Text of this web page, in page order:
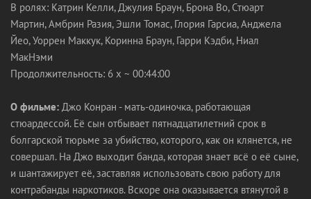
В ролях: Катрин Келли, Джулия Браун, Брона Во, Стюарт
Мартин, Амбрин Разия, Эшли Томас, Глория Гарсиа, Анджела
Йео, Уоррен Маккук, Коринна Браун, Гарри Кэдби, Ниал
МакНэми
Продолжительность: 6 x ~ 00:44:00
О фильме: Джо Конран - мать-одиночка, работающая
стюардессой. Её сын отбывает пятнадцатилетний срок в
болгарской тюрьме за убийство, которого, как он клянется, не
совершал. На Джо выходит банда, которая знает всё о её сыне,
и шантажирует её, заставляя использовать свою работу для
контрабанды наркотиков. Вскоре она оказывается втянутой в